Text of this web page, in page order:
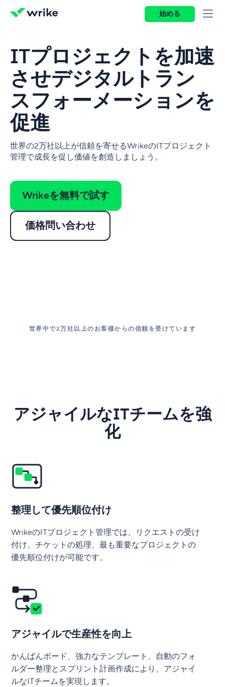
始める
ITプロジェクトを加速
させデジタルトラン
スフォーメーションを
促進
世界の2万社以上が信頼を寄せるWrikeのITプロジェクト
管理で成長を促し価値を創造しましょう。
Wrikeを無料で試す
価格問い合わせ
世界中で2万社以上のお客様からの信頼を受けています
アジャイルなITチームを強
化
整理して優先順位付け
WrikeのITプロジェクト管理では、リクエストの受け
付け、チケットの処理、最も重要なプロジェクトの
優先順位付けが可能です。
アジャイルで生産性を向上
かんばんボード、強力なテンプレート、自動のフォ
ルダー整理とスプリント計画作成により、アジャイ
ルなITチームを実現します。